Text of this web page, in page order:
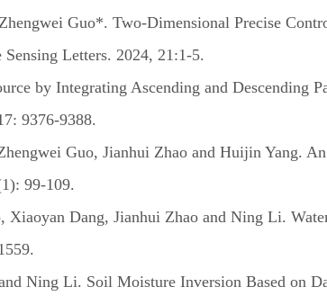
Guo*. Two-Dimensional Precise
Letters. 2024, 21:1-5.
by Integrating Ascending and Descending
9376-9388.
Guo, Jianhui Zhao and Huijin Yang.
99-109.
Dang, Jianhui Zhao and Ning Li.
Ning Li. Soil Moisture Inversion Based on